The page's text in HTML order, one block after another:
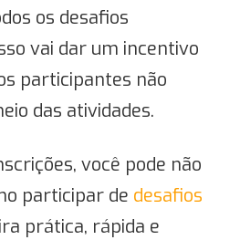
os desafios
vai dar um incentivo
participantes não
das atividades.
você pode não
participar de desafios
prática, rápida e